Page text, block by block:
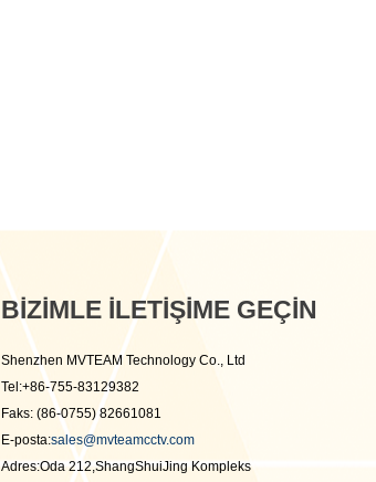
BIZIMLE ILETIŞIME GEÇIN
Shenzhen MVTEAM Technology Co., Ltd
Tel:+86-755-83129382
Faks: (86-0755) 82661081
E-posta:sales@mvteamcctv.com
Adres:Oda 212,ShangShuiJing Kompleks